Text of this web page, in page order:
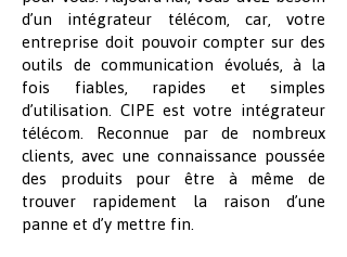
d’un intégrateur télécom, car, votre
entreprise doit pouvoir compter sur des
outils de communication évolués, à la
fois fiables, rapides et simples
d’utilisation. CIPE est votre intégrateur
télécom. Reconnue par de nombreux
clients, avec une connaissance poussée
des produits pour être à même de
trouver rapidement la raison d’une
panne et d’y mettre fin.